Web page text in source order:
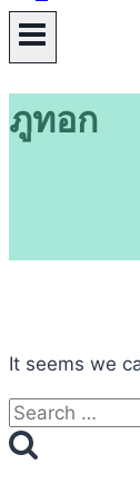
ภูทอก
It seems we
Search
for: